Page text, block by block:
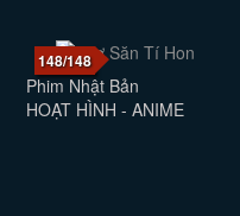
148/148
Phim Nhật Bản
HOẠT HÌNH - ANIME